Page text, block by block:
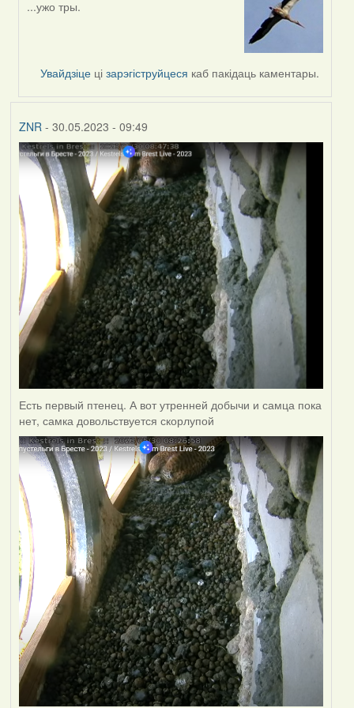
In
Feather
...ужо тры.
Увайдзіце цізарэгіструйцеся каб пакідаць каментары.
ZNR - 30.05.2023 - 09:49
Есть первый птенец. А вот утренней добычи и самца пока
нет, самка довольствуется скорлупой